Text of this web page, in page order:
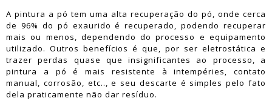
A pintura a pó tem uma alta recuperação do pó, onde cerca
de 96% do pó exaurido é recuperado, podendo recuperar
mais ou menos, dependendo do processo e equipamento
utilizado. Outros benefícios é que, por ser eletrostática e
trazer perdas quase que insignificantes ao processo, a
pintura a pó é mais resistente à intempéries, contato
manual, corrosão, etc.., e seu descarte é simples pelo fato
dela praticamente não dar resíduo.